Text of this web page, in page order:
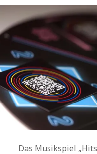
Das Musikspiel